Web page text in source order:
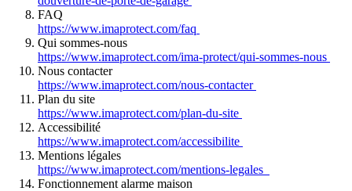
FAQ
https://www.imaprotect.com/faq
Qui sommes-nous
https://www.imaprotect.com/ima-protect/qui-sommes-nous
Nous contacter
https://www.imaprotect.com/nous-contacter
Plan du site
https://www.imaprotect.com/plan-du-site
Accessibilité
https://www.imaprotect.com/accessibilite
Mentions légales
https://www.imaprotect.com/mentions-legales
Fonctionnement alarme maison